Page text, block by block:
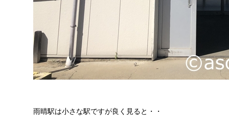
雨晴駅は小さな駅ですが良く見ると・・